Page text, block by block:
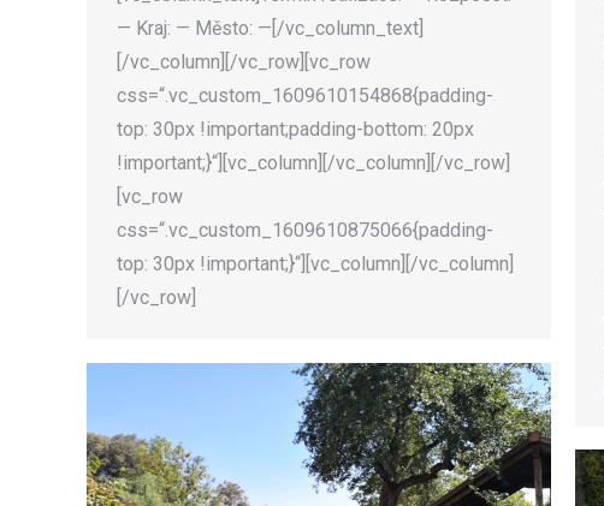
— Kraj: — Město: —[/vc_column_text]
[/vc_column][/vc_row][vc_row
css=“.vc_custom_1609610154868{padding-
top: 30px !important;padding-bottom: 20px
!important;}“][vc_column][/vc_column][/vc_row]
[vc_row
css=“.vc_custom_1609610875066{padding-
top: 30px !important;}“][vc_column][/vc_column]
[/vc_row]